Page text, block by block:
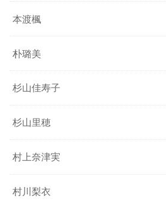
本渡楓
朴璐美
杉山佳寿子
杉山里穂
村上奈津実
村川梨衣